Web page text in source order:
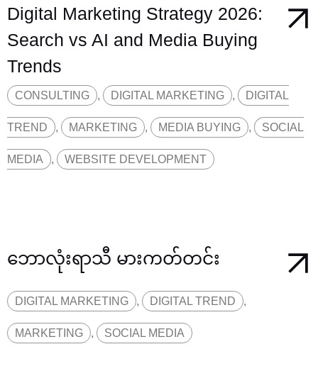
Digital Marketing Strategy 2026:
Search vs AI and Media Buying
Trends
CONSULTING , DIGITAL MARKETING , DIGITAL
TREND , MARKETING , MEDIA BUYING , SOCIAL
MEDIA , WEBSITE DEVELOPMENT
ဘောလုံးရာသီ မားကတ်တင်း
DIGITAL MARKETING , DIGITAL TREND ,
MARKETING , SOCIAL MEDIA